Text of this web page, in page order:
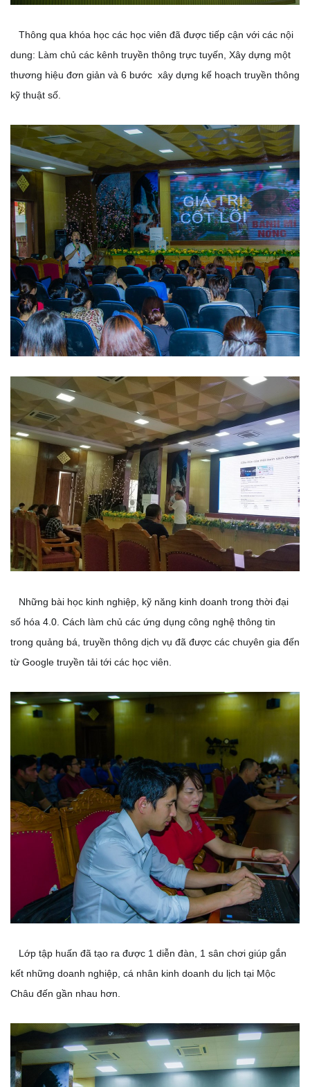
Thông qua khóa học các học viên đã được tiếp cận với các nội
dung: Làm chủ các kênh truyền thông trực tuyến, Xây dựng một
thương hiệu đơn giản và 6 bước xây dựng kế hoạch truyền thông
kỹ thuật số.
Những bài học kinh nghiệp, kỹ năng kinh doanh trong thời đại
số hóa 4.0. Cách làm chủ các ứng dụng công nghệ thông tin
trong quảng bá, truyền thông dịch vụ đã được các chuyên gia đến
từ Google truyền tải tới các học viên.
Lớp tập huấn đã tạo ra được 1 diễn đàn, 1 sân chơi giúp gắn
kết những doanh nghiệp, cá nhân kinh doanh du lịch tại Mộc
Châu đến gần nhau hơn.